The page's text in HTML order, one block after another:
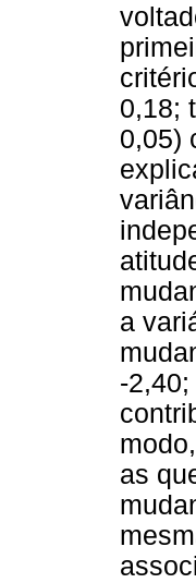
0,18;
0,05)
a
-
as